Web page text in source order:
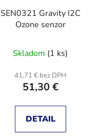
SEN0321 Gravity I2C
Ozone senzor
Skladom (1 ks)
41,71 € bez DPH
51,30 €
DETAIL